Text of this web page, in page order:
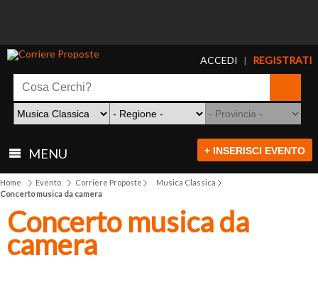
ACCEDI | REGISTRATI
MENU + INSERISCI EVENTO
Home Evento Corriere Proposte
Musica Classica
Concerto musica da camera
Concerto musica da
camera